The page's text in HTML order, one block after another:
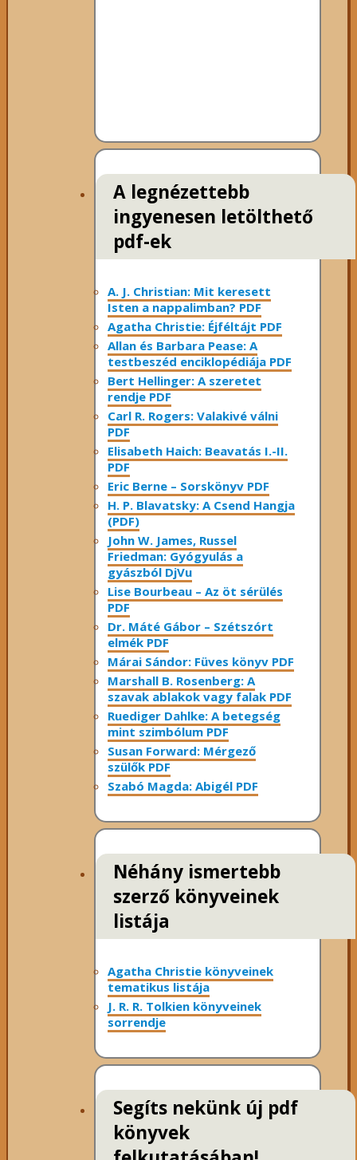
A legnézettebb
ingyenesen letölthető
pdf-ek
A. J. Christian: Mit keresett
Isten a nappalimban? PDF
Agatha Christie: Éjféltájt PDF
Allan és Barbara Pease: A
testbeszéd enciklopédiája PDF
Bert Hellinger: A ​szeretet
rendje PDF
Carl R. Rogers: Valakivé válni
PDF
Elisabeth Haich: Beavatás I.-II.
PDF
Eric Berne – Sorskönyv PDF
H. P. Blavatsky: A Csend Hangja
(PDF)
John W. James, Russel
Friedman: Gyógyulás a
gyászból DjVu
Lise Bourbeau – Az öt sérülés
PDF
Dr. Máté Gábor – Szétszórt
elmék PDF
Márai Sándor: Füves könyv PDF
Marshall B. Rosenberg: A
szavak ablakok vagy falak PDF
Ruediger Dahlke: A betegség
mint szimbólum PDF
Susan Forward: Mérgező
szülők PDF
Szabó Magda: Abigél PDF
Néhány ismertebb
szerző könyveinek
listája
Agatha Christie könyveinek
tematikus listája
J. R. R. Tolkien könyveinek
sorrendje
Segíts nekünk új pdf
könyvek